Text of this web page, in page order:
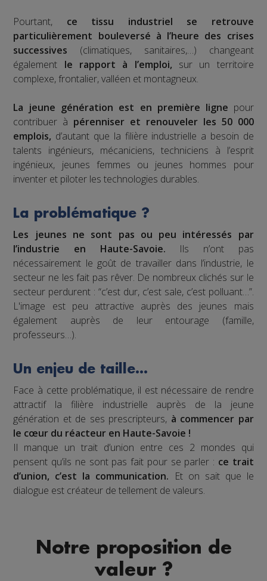
Pourtant, ce tissu industriel se retrouve
particulièrement bouleversé à l’heure des crises
successives (climatiques, sanitaires,…) changeant
également le rapport à l’emploi, sur un territoire
complexe, frontalier, valléen et montagneux.
La jeune génération est en première ligne pour
contribuer à pérenniser et renouveler les 50 000
emplois, d’autant que la filière industrielle a besoin de
talents ingénieurs, mécaniciens, techniciens à l’esprit
ingénieux, jeunes femmes ou jeunes hommes pour
inventer et piloter les technologies durables.
La problématique ?
Les jeunes ne sont pas ou peu intéressés par
l’industrie en Haute-Savoie. Ils n’ont pas
nécessairement le goût de travailler dans l’industrie, le
secteur ne les fait pas rêver. De nombreux clichés sur le
secteur perdurent : “c’est dur, c’est sale, c’est polluant…”.
L'image est peu attractive auprès des jeunes mais
également auprès de leur entourage (famille,
professeurs…).
Un enjeu de taille…
Face à cette problématique, il est nécessaire de rendre
attractif la filière industrielle auprès de la jeune
génération et de ses prescripteurs, à commencer par
le cœur du réacteur en Haute-Savoie !
Il manque un trait d’union entre ces 2 mondes qui
pensent qu’ils ne sont pas fait pour se parler : ce trait
d’union, c’est la communication. Et on sait que le
dialogue est créateur de tellement de valeurs.
Notre proposition de
valeur ?